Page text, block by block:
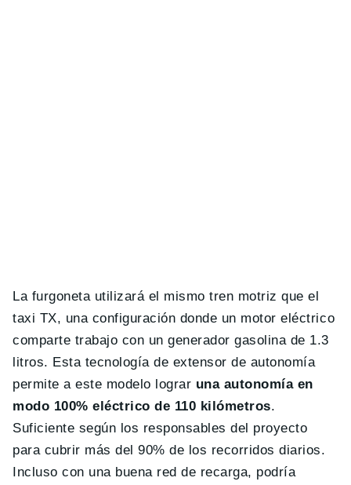
La furgoneta utilizará el mismo tren motriz que el
taxi TX, una configuración donde un motor eléctrico
comparte trabajo con un generador gasolina de 1.3
litros. Esta tecnología de extensor de autonomía
permite a este modelo lograr una autonomía en
modo 100% eléctrico de 110 kilómetros.
Suficiente según los responsables del proyecto
para cubrir más del 90% de los recorridos diarios.
Incluso con una buena red de recarga, podría